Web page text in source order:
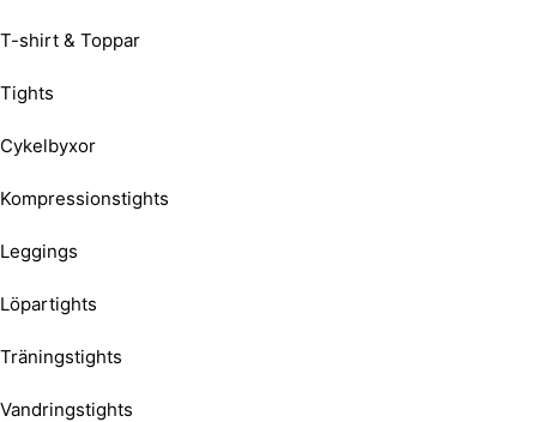
T-shirt & Toppar
Tights
Cykelbyxor
Kompressionstights
Leggings
Löpartights
Träningstights
Vandringstights